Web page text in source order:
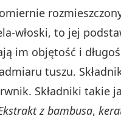
włoski, to jej
im objętość i
tuszu.
Składniki takie
z bambusa,